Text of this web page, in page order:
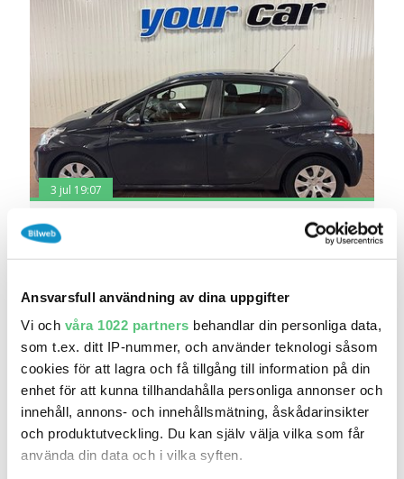
Ansvarsfull användning av dina uppgifter
Vi och våra 1022 partners behandlar din personliga data,
som t.ex. ditt IP-nummer, och använder teknologi såsom
cookies för att lagra och få tillgång till information på din
enhet för att kunna tillhandahålla personliga annonser och
innehåll, annons- och innehållsmätning, åskådarinsikter
och produktutveckling. Du kan själv välja vilka som får
använda din data och i vilka syften.
3 jul 19:07
Peugeot 208 5-dörrar Euro 6 | Låg skatt
Pris
Mil: 3 025 År: 2017 Drivmedel:
Gratis historik (14)
Räkna på försäkring
Jämför Se bil
7 dagars fri bilförsäkring Testade på 170 punkter